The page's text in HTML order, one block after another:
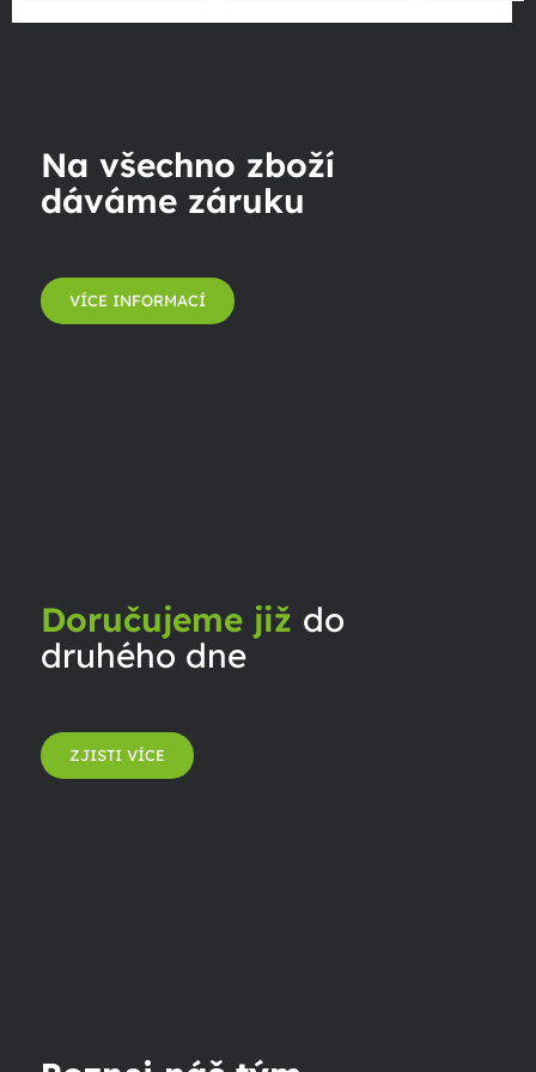
Na všechno zboží
dáváme záruku
VÍCE INFORMACÍ
Doručujeme již do
druhého dne
ZJISTI VÍCE